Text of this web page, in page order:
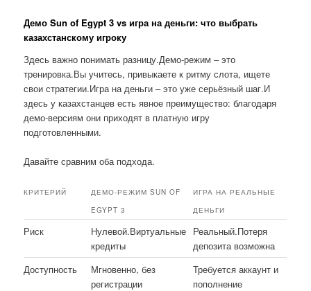
Демо Sun of Egypt 3 vs игра на деньги: что выбрать
казахстанскому игроку
Здесь важно понимать разницу.Демо-режим – это
тренировка.Вы учитесь, привыкаете к ритму слота, ищете
свои стратегии.Игра на деньги – это уже серьёзный шаг.И
здесь у казахстанцев есть явное преимущество: благодаря
демо-версиям они приходят в платную игру
подготовленными.
Давайте сравним оба подхода.
КРИТЕРИЙ
ДЕМО-РЕЖИМ SUN OF
EGYPT 3
ИГРА НА РЕАЛЬНЫЕ
ДЕНЬГИ
Риск
Нулевой.Виртуальные
кредиты
Реальный.Потеря
депозита возможна
Доступность
Мгновенно, без
регистрации
Требуется аккаунт и
пополнение